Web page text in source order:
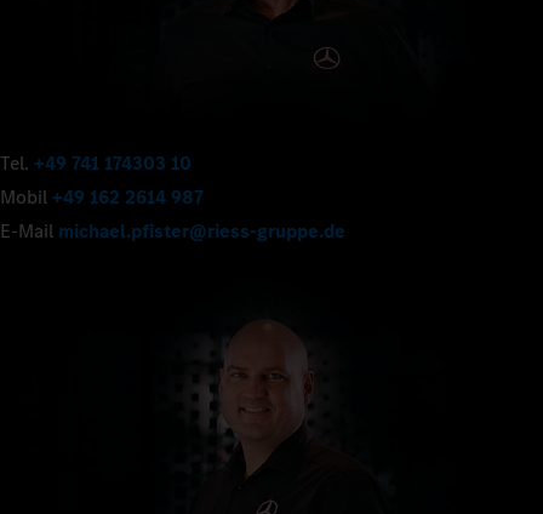
Tel. +49 741 174303 10
Mobil+49 162 2614 987
E-Mail michael.pfister@riess-gruppe.de